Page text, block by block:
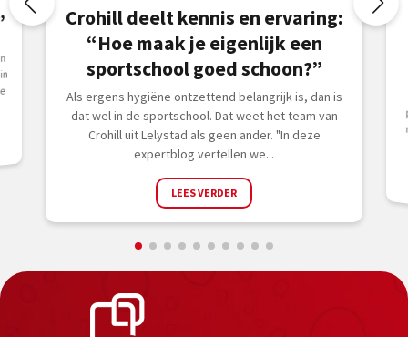
Crohill deelt kennis en ervaring:
“Hoe maak je eigenlijk een
sportschool goed schoon?”
Als ergens hygiëne ontzettend belangrijk is, dan is
dat wel in de sportschool. Dat weet het team van
Crohill uit Lelystad als geen ander. "In deze
expertblog vertellen we...
LEES VERDER